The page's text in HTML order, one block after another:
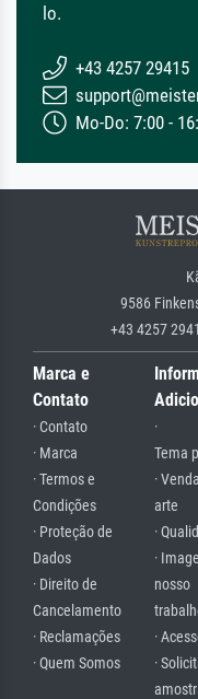
lo.
+43 4257 29415
Mo-Do: 7:00 -
9586
+43 4257
Marca e
Contato
· Contato
· Marca
· Termos e
Condições
· Proteção de
Dados
· Direito de
Cancelamento
· Reclamações
· Quem Somos
·
Tema
·
arte
·
·
nosso
·
·